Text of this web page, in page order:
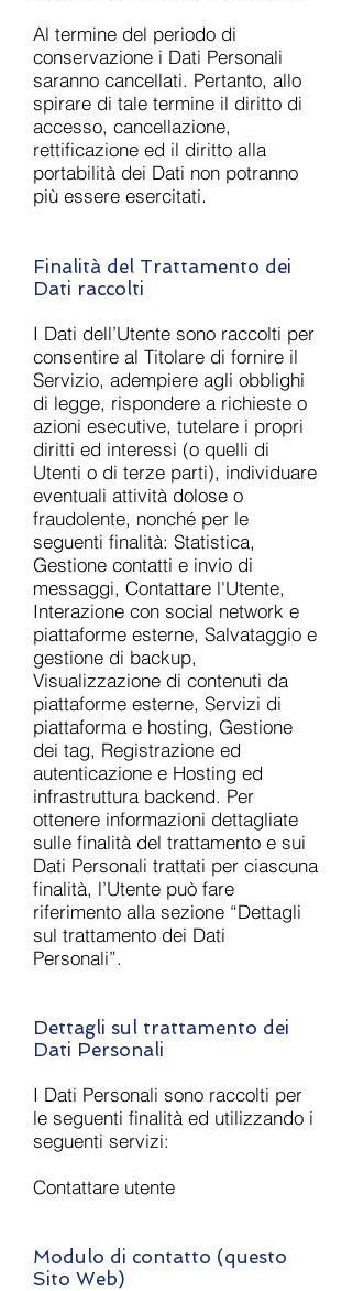
Al termine del periodo di
conservazione i Dati Personali
saranno cancellati. Pertanto, allo
spirare di tale termine il diritto di
accesso, cancellazione,
rettificazione ed il diritto alla
portabilità dei Dati non potranno
più essere esercitati.
Finalità del Trattamento dei
Dati raccolti
I Dati dell’Utente sono raccolti per
consentire al Titolare di fornire il
Servizio, adempiere agli obblighi
di legge, rispondere a richieste o
azioni esecutive, tutelare i propri
diritti ed interessi (o quelli di
Utenti o di terze parti), individuare
eventuali attività dolose o
fraudolente, nonché per le
seguenti finalità: Statistica,
Gestione contatti e invio di
messaggi, Contattare l'Utente,
Interazione con social network e
piattaforme esterne, Salvataggio e
gestione di backup,
Visualizzazione di contenuti da
piattaforme esterne, Servizi di
piattaforma e hosting, Gestione
dei tag, Registrazione ed
autenticazione e Hosting ed
infrastruttura backend. Per
ottenere informazioni dettagliate
sulle finalità del trattamento e sui
Dati Personali trattati per ciascuna
finalità, l’Utente può fare
riferimento alla sezione “Dettagli
sul trattamento dei Dati
Personali”.
Dettagli sul trattamento dei
Dati Personali
I Dati Personali sono raccolti per
le seguenti finalità ed utilizzando i
seguenti servizi:
Contattare utente
Modulo di contatto (questo
Sito Web)